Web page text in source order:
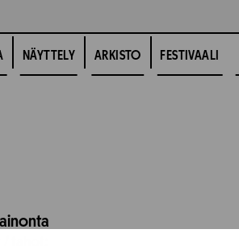
NÄYTTELY ARKISTO FESTIVAALI